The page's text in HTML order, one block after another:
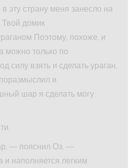
эту страну меня занесло на
домик
Поэтому, похоже, и
можно только по
силу взять и сделать ураган,
и
шар я сделать могу.
— пояснил Оз, —
и наполняется легким